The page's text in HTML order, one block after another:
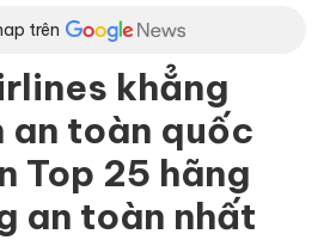
trên
khẳng
an toàn quốc
Top 25 hãng
an toàn nhất